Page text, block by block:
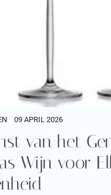
09 APRIL 2026
van het
Wijn voor